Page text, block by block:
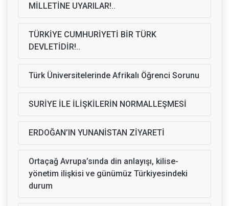
MİLLETİNE UYARILAR!..
TÜRKİYE CUMHURİYETİ BİR TÜRK
DEVLETİDİR!..
Türk Üniversitelerinde Afrikalı Öğrenci Sorunu
SURİYE İLE İLİŞKİLERİN NORMALLEŞMESİ
ERDOĞAN’IN YUNANİSTAN ZİYARETİ
Ortaçağ Avrupa’sında din anlayışı, kilise-
yönetim ilişkisi ve günümüz Türkiyesindeki
durum